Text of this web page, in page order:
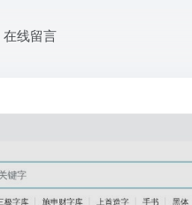
在线留言